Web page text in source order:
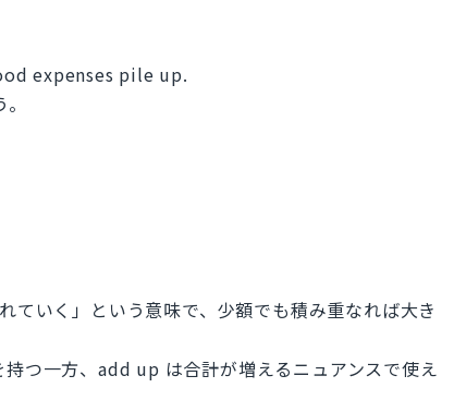
expenses pile up.
いく」という意味で、少額でも積み重なれば大き
つ一方、add up は合計が増えるニュアンスで使え